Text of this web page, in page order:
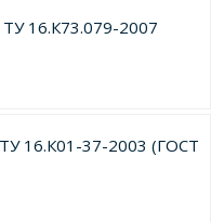
16.К73.079-2007
16.К01-37-2003 (ГОСТ